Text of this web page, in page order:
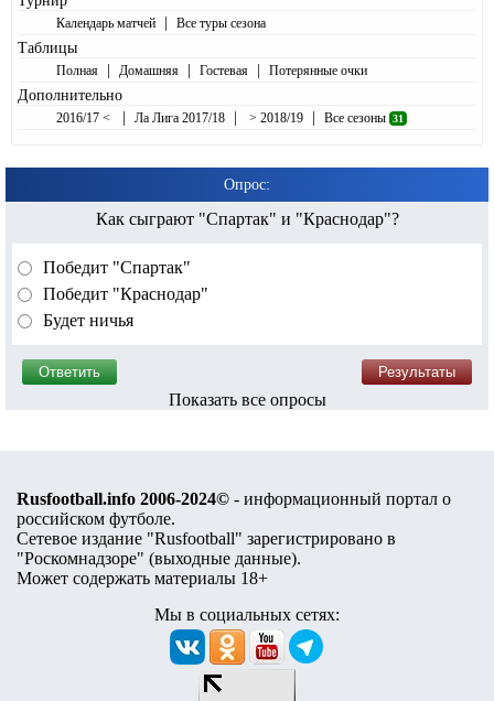
Календарь матчей | Все туры сезона
Таблицы
Полная | Домашняя | Гостевая | Потерянные очки
Дополнительно
2016/17 < | Ла Лига 2017/18 | > 2018/19 | Все сезоны 31
Опрос:
Как сыграют "Спартак" и "Краснодар"?
Победит "Спартак"
Победит "Краснодар"
Будет ничья
Показать все опросы
Rusfootball.info 2006-2024© - информационный портал о
российском футболе.
Сетевое издание "Rusfootball" зарегистрировано в
"Роскомнадзоре" (выходные данные).
Может содержать материалы 18+
Мы в социальных сетях: